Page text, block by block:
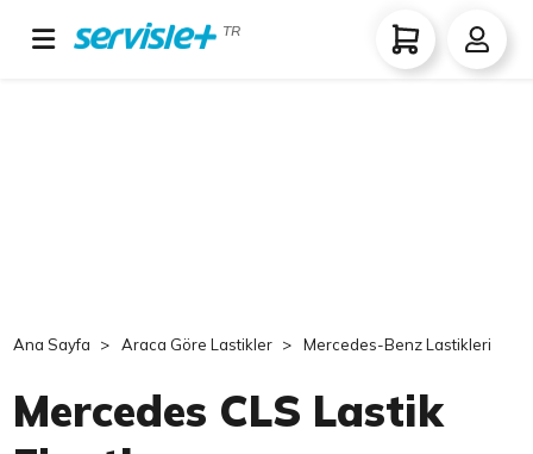
TR
Ana Sayfa Araca Göre Lastikler Mercedes-Benz Lastikleri
Mercedes CLS Lastik